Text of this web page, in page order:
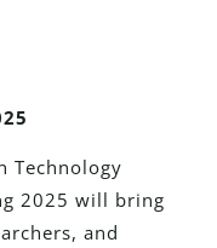
Technology
2025 will bring
and